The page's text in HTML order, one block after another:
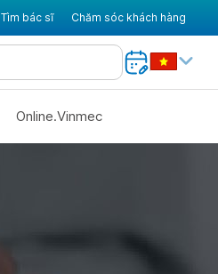
Tìm bác sĩ Chăm sóc khách hàng
Online.Vinmec